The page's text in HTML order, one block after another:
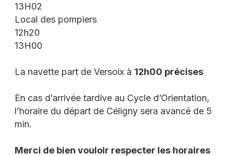
13H02
Local des pompiers
12h20
13H00
La navette part de Versoix à 12h00 précises
En cas d’arrivée tardive au Cycle d’Orientation,
l’horaire du départ de Céligny sera avancé de 5
min.
Merci de bien vouloir respecter les horaires